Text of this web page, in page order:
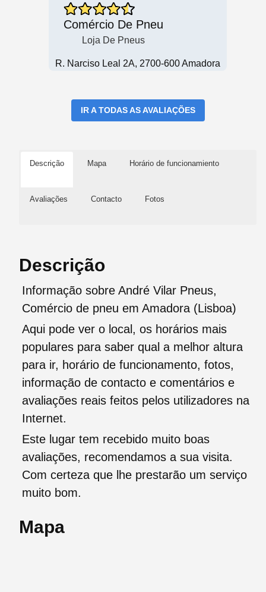
Comércio De Pneu
Loja De Pneus
R. Narciso Leal 2A, 2700-600 Amadora
IR A TODAS AS AVALIAÇÕES
Descrição Mapa Horário de funcionamiento
Avaliações Contacto Fotos
Descrição
Informação sobre André Vilar Pneus,
Comércio de pneu em Amadora (Lisboa)
Aqui pode ver o local, os horários mais
populares para saber qual a melhor altura
para ir, horário de funcionamento, fotos,
informação de contacto e comentários e
avaliações reais feitos pelos utilizadores na
Internet.
Este lugar tem recebido muito boas
avaliações, recomendamos a sua visita.
Com certeza que lhe prestarão um serviço
muito bom.
Mapa